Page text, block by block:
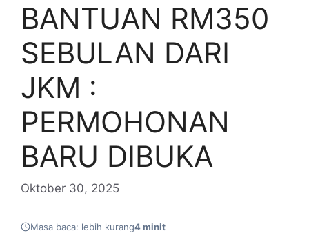
BANTUAN RM350
SEBULAN DARI
JKM :
PERMOHONAN
BARU DIBUKA
Oktober 30, 2025
Masa baca: lebih kurang4 minit